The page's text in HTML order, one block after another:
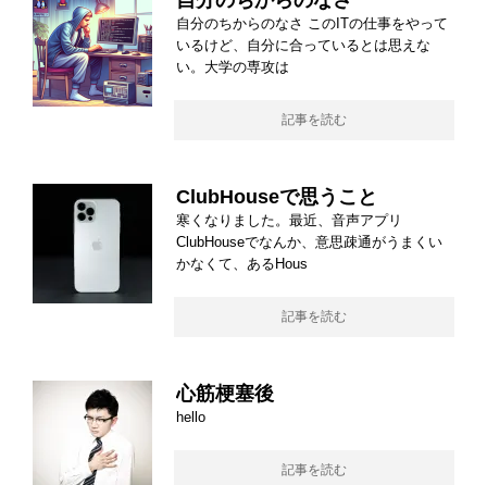
自分のちからのなさ このITの仕事をやって
いるけど、自分に合っているとは思えな
い。大学の専攻は
記事を読む
ClubHouseで思うこと
寒くなりました。最近、音声アプリ
ClubHouseでなんか、意思疎通がうまくい
かなくて、あるHous
記事を読む
心筋梗塞後
hello
記事を読む